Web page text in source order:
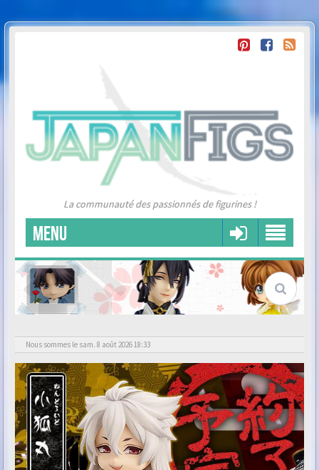
La communauté des passionnés de figurines !
MENU
Nous sommes le sam. 8 août 2026 18:33